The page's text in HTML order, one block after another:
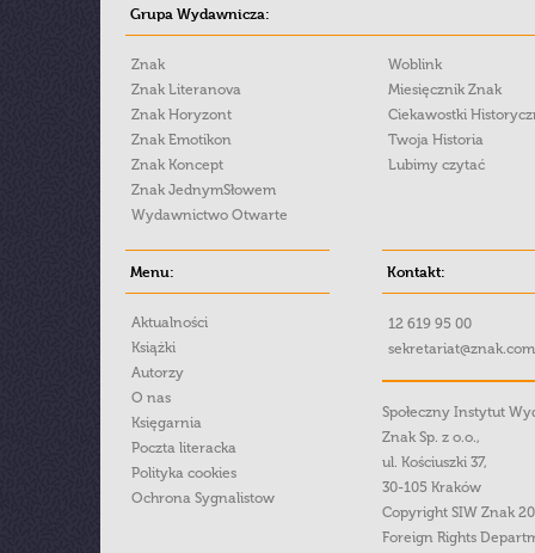
Grupa Wydawnicza:
Znak
Znak Literanova
Znak Horyzont
Znak Emotikon
Znak Koncept
Znak JednymSłowem
Wydawnictwo Otwarte
Woblink
Miesięcznik Znak
Ciekawostki
Twoja Historia
Lubimy czytać
Menu:
Aktualności
Książki
Autorzy
O nas
Księgarnia
Poczta literacka
Polityka cookies
Ochrona Sygnalistow
Kontakt:
12 619 95 00
Społeczny Instytut
Znak Sp. z o.o.,
ul. Kościuszki 37,
30-105 Kraków
Copyright SIW Znak
Foreign Rights